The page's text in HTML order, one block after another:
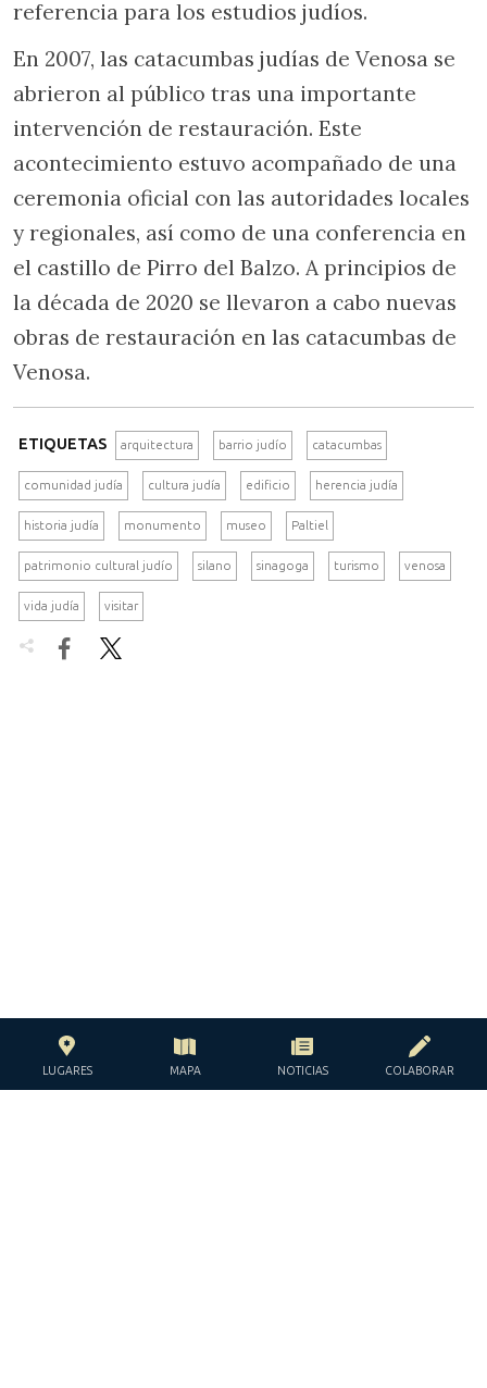
referencia para los estudios judíos.
En 2007, las catacumbas judías de Venosa se
abrieron al público tras una importante
intervención de restauración. Este
acontecimiento estuvo acompañado de una
ceremonia oficial con las autoridades locales
y regionales, así como de una conferencia en
el castillo de Pirro del Balzo. A principios de
la década de 2020 se llevaron a cabo nuevas
obras de restauración en las catacumbas de
Venosa.
ETIQUETAS arquitectura barrio judío catacumbas
comunidad judía cultura judía edificio herencia judía
historia judía monumento museo Paltiel
patrimonio cultural judío silano sinagoga turismo venosa
vida judía visitar
 
LUGARES MAPA NOTICIAS COLABORAR